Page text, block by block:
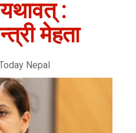
:
मेहता
Nepal